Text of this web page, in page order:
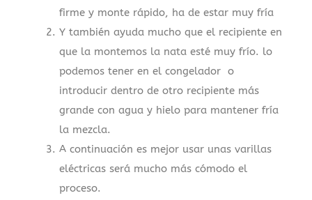
firme y monte rápido, ha de estar muy fría
Y también ayuda mucho que el recipiente en
que la montemos la nata esté muy frío. lo
podemos tener en el congelador o
introducir dentro de otro recipiente más
grande con agua y hielo para mantener fría
la mezcla.
A continuación es mejor usar unas varillas
eléctricas será mucho más cómodo el
proceso.